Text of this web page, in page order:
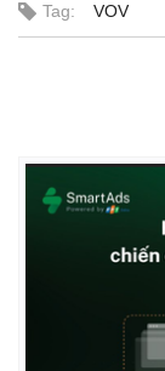
Tag: VOV